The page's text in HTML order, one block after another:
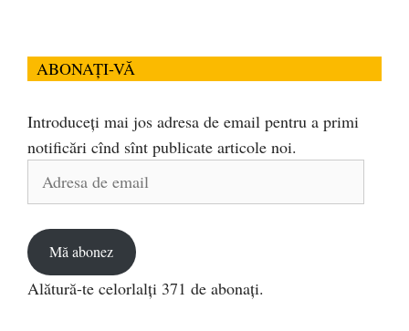
ABONAȚI-VĂ
Introduceți mai jos adresa de email pentru a primi
notificări cînd sînt publicate articole noi.
Mă abonez
Alătură-te celorlalți 371 de abonați.